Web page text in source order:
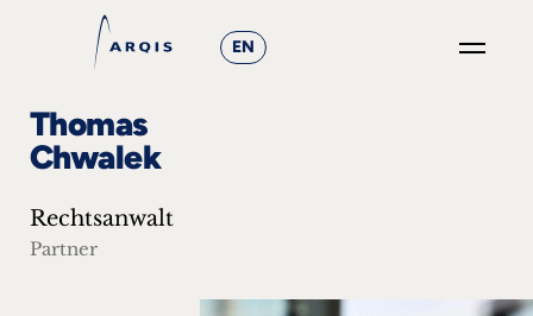
EN
Fokusgruppen
+
Thomas
Chwalek
Rechtsanwalt
Partner